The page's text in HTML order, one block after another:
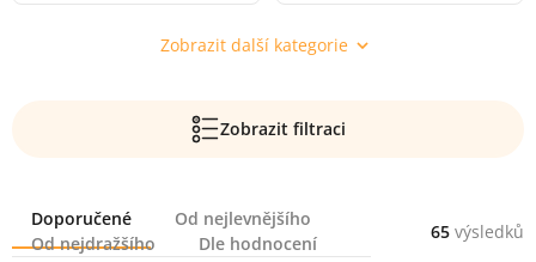
Zobrazit další kategorie
Zobrazit filtraci
Řazení
Doporučené
Od nejlevnějšího
Od nejdražšího
Dle hodnocení
65 výsledků